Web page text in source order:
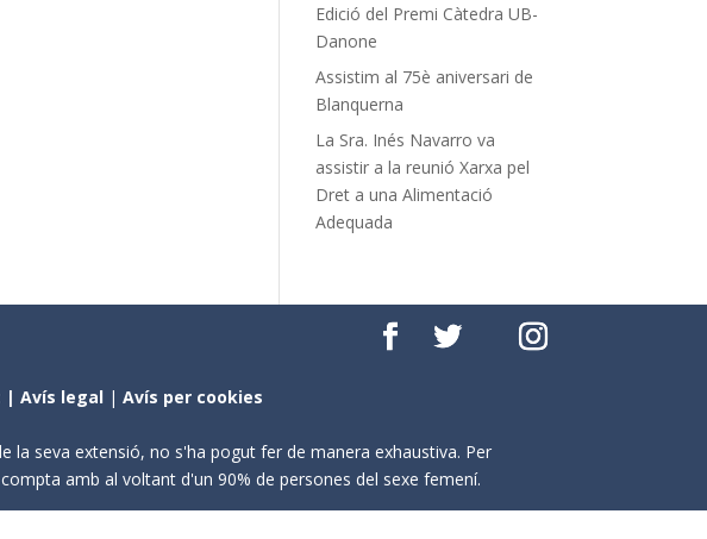
Edició del Premi Càtedra UB-
Danone
Assistim al 75è aniversari de
Blanquerna
La Sra. Inés Navarro va
assistir a la reunió Xarxa pel
Dret a una Alimentació
Adequada
|Avís legal |Avís per cookies
la seva extensió, no s'ha pogut fer de manera exhaustiva. Per
amb al voltant d'un 90% de persones del sexe femení.